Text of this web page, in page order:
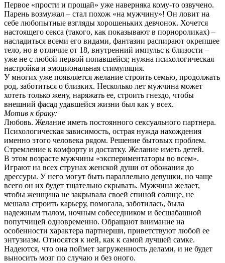
Первое «прости и прощай» уже наверняка кому-то озвучено.
Парень возмужал – стал похож «на мужчину»! Он ловит на
себе любопытные взгляды хорошеньких девчонок. Хочется
настоящего секса (такого, как показывают в порнороликах) –
насладиться всеми его видами, фантазии распирают окрепшее
тело, но в отличие от 18, внутренний импульс к близости –
уже не с любой первой попавшейся; нужна психологическая
настройка и эмоциональная стимуляция.
У многих уже появляется желание строить семью, продолжать
род, заботиться о близких. Несколько лет мужчина может
хотеть только жену, наряжать ее, строить гнездо, чтобы
внешний фасад удавшейся жизни был как у всех.
Мотив к браку:
Любовь. Желание иметь постоянного сексуального партнера.
Психологическая зависимость, острая нужда нахождения
именно этого человека рядом. Решение бытовых проблем.
Стремление к комфорту и достатку. Желание иметь детей.
В этом возрасте мужчины «экспериментаторы во всем».
Играют на всех струнах женской души от обожания до
дрессуры. У него могут быть параллельно девушки, но чаще
всего он их будет тщательно скрывать. Мужчина желает,
чтобы женщина не закрывала своей спиной солнце, не
мешала строить карьеру, помогала, заботилась, была
надежным тылом, ночным собеседником и бесшабашной
попутчицей одновременно. Обращают внимание на
особенности характера партнерши, приветствуют любой ее
энтузиазм. Относятся к ней, как к самой лучшей самке.
Надеются, что она поймет загруженность делами, и не будет
выносить мозг по случаю и без оного.